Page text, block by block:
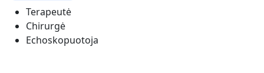
Terapeutė
Chirurgė
Echoskopuotoja